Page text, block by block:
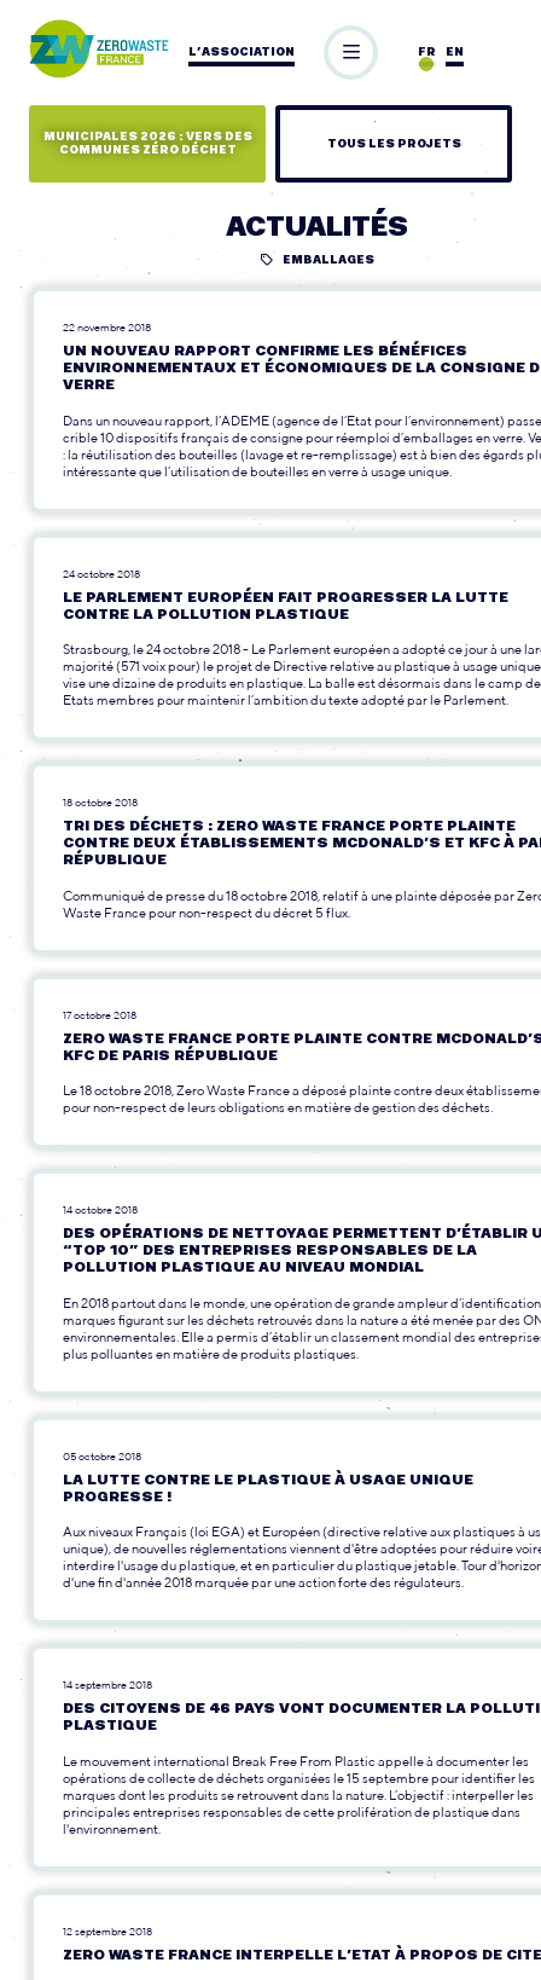
L’ASSOCIATION EN
FR
MUNICIPALES 2026 : VERS DES
COMMUNES ZÉRO DÉCHET
TOUS LES PROJETS
ACTUALITÉS
EMBALLAGES
22 novembre 2018
UN NOUVEAU RAPPORT CONFIRME LES BÉNÉFICES
ENVIRONNEMENTAUX ET ÉCONOMIQUES DE LA CONSIGNE
VERRE
Dans un nouveau rapport, l’ADEME (agence de l’Etat pour l’environnement)
crible 10 dispositifs français de consigne pour réemploi d’emballages en verre.
: la réutilisation des bouteilles (lavage et re-remplissage) est à bien des égards
intéressante que l’utilisation de bouteilles en verre à usage unique.
24 octobre 2018
LE PARLEMENT EUROPÉEN FAIT PROGRESSER LA LUTTE
CONTRE LA POLLUTION PLASTIQUE
Strasbourg, le 24 octobre 2018 - Le Parlement européen a adopté ce jour à une
majorité (571 voix pour) le projet de Directive relative au plastique à usage
vise une dizaine de produits en plastique. La balle est désormais dans le camp
Etats membres pour maintenir l’ambition du texte adopté par le Parlement.
18 octobre 2018
TRI DES DÉCHETS : ZERO WASTE FRANCE PORTE PLAINTE
CONTRE DEUX ÉTABLISSEMENTS MCDONALD’S ET KFC À
RÉPUBLIQUE
Communiqué de presse du 18 octobre 2018, relatif à une plainte déposée par
Waste France pour non-respect du décret 5 flux.
17 octobre 2018
ZERO WASTE FRANCE PORTE PLAINTE CONTRE
KFC DE PARIS RÉPUBLIQUE
Le 18 octobre 2018, Zero Waste France a déposé plainte contre deux
pour non-respect de leurs obligations en matière de gestion des déchets.
14 octobre 2018
DES OPÉRATIONS DE NETTOYAGE PERMETTENT D’ÉTABLIR
“TOP 10” DES ENTREPRISES RESPONSABLES DE LA
POLLUTION PLASTIQUE AU NIVEAU MONDIAL
En 2018 partout dans le monde, une opération de grande ampleur
marques figurant sur les déchets retrouvés dans la nature a été menée par des
environnementales. Elle a permis d’établir un classement mondial des
plus polluantes en matière de produits plastiques.
05 octobre 2018
LA LUTTE CONTRE LE PLASTIQUE À USAGE UNIQUE
PROGRESSE !
Aux niveaux Français (loi EGA) et Européen (directive relative aux plastiques à
unique), de nouvelles réglementations viennent d'être adoptées pour réduire
interdire l'usage du plastique, et en particulier du plastique jetable. Tour
d'une fin d'année 2018 marquée par une action forte des régulateurs.
14 septembre 2018
DES CITOYENS DE 46 PAYS VONT DOCUMENTER LA
PLASTIQUE
Le mouvement international Break Free From Plastic appelle à documenter les
opérations de collecte de déchets organisées le 15 septembre pour identifier les
marques dont les produits se retrouvent dans la nature. L’objectif : interpeller les
principales entreprises responsables de cette prolifération de plastique dans
l'environnement.
12 septembre 2018
ZERO WASTE FRANCE INTERPELLE L’ETAT À PROPOS DE